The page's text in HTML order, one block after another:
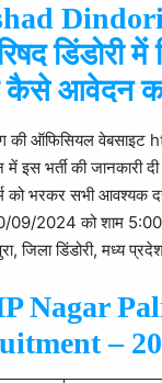
डिंडोरी में
कैसे आवेदन
की ऑफिसियल वेबसाइट
इस भर्ती की जानकारी
भरकर सभी आवश्यक
20/09/2024 को शाम
जिला डिंडोरी, मध्य
Nagar
–